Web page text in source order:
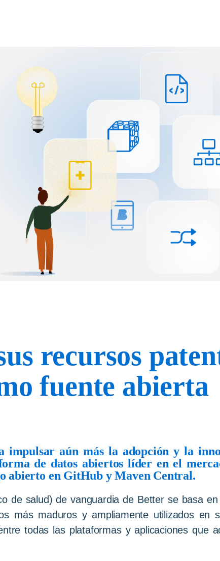
recursos
fuente abierta
impulsar aún másla adopción y la
de datos abiertos líder en el
abierto en GitHub y Maven Central.
de salud) de vanguardia de Better se basa
más maduros y ampliamente utilizados en
todas las plataformas y aplicaciones que